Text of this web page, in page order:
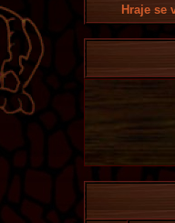
Hraje se